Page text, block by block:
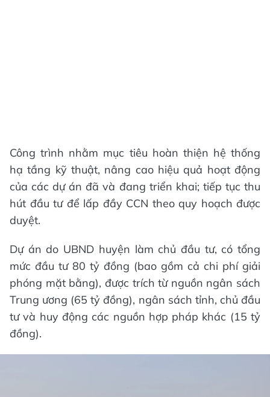
Công trình nhằm mục tiêu hoàn thiện hệ thống
hạ tầng kỹ thuật, nâng cao hiệu quả hoạt động
của các dự án đã và đang triển khai; tiếp tục thu
hút đầu tư để lấp đầy CCN theo quy hoạch được
duyệt.
Dự án do UBND huyện làm chủ đầu tư, có tổng
mức đầu tư 80 tỷ đồng (bao gồm cả chi phí giải
phóng mặt bằng), được trích từ nguồn ngân sách
Trung ương (65 tỷ đồng), ngân sách tỉnh, chủ đầu
tư và huy động các nguồn hợp pháp khác (15 tỷ
đồng).